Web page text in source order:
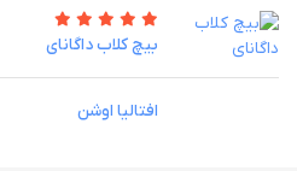
بیچ کلاب داگانای
افتالیا اوشن